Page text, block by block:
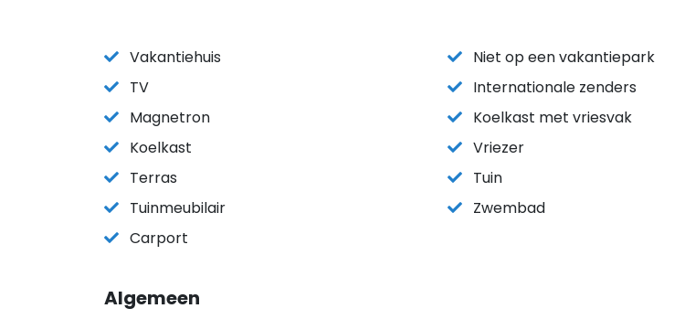
Vakantiehuis
Niet op een vakantiepark
TV
Internationale zenders
Magnetron
Koelkast met vriesvak
Koelkast
Vriezer
Terras
Tuin
Tuinmeubilair
Zwembad
Carport
Algemeen